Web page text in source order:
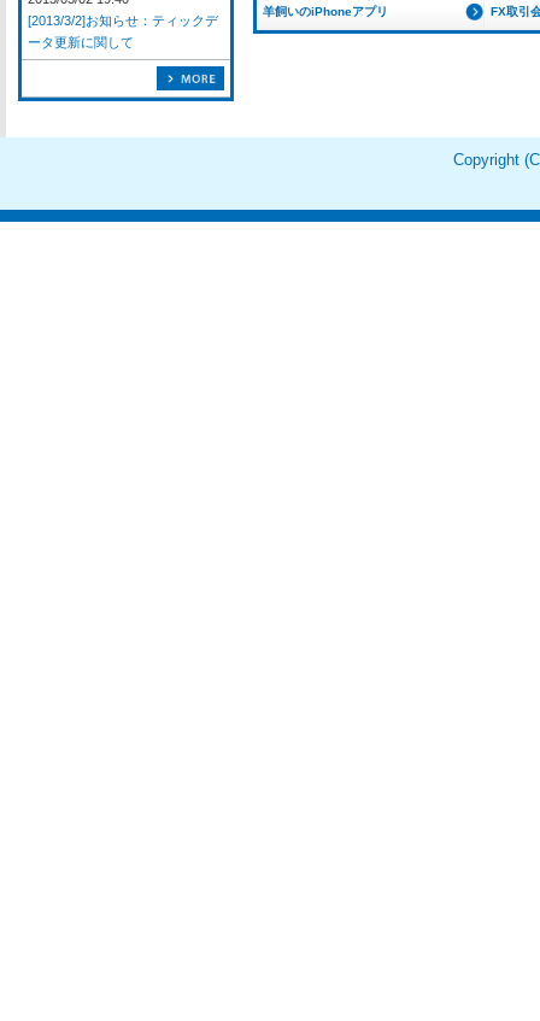
羊飼いのiPhoneアプリ FX取引
[2013/3/2]お知らせ：ティックデ
ータ更新に関して
Copyright